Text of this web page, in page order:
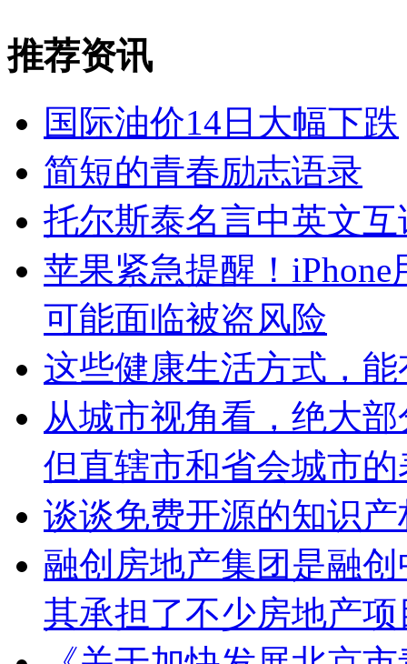
推荐资讯
国际油价14日大幅下跌
简短的青春励志语录
托尔斯泰名言中英文互
苹果紧急提醒！
可能面临被盗风险
这些健康生活方式，
从城市视角看，绝大
但直辖市和省会城市
谈谈免费开源的知识
融创房地产集团是融
其承担了不少房地产